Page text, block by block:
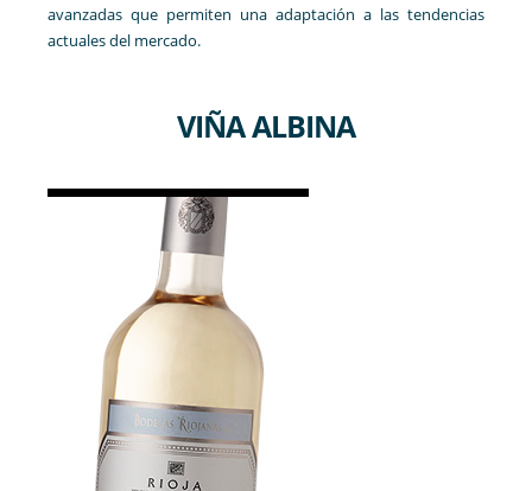
avanzadas que permiten una adaptación a las tendencias
actuales del mercado.
VIÑA ALBINA